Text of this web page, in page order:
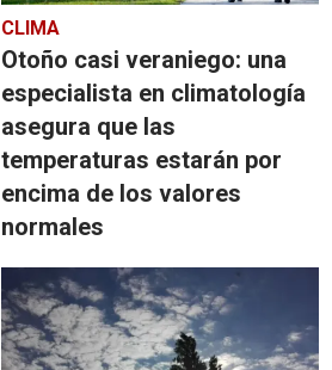
CLIMA
Otoño casi veraniego: una
especialista en climatología
asegura que las
temperaturas estarán por
encima de los valores
normales